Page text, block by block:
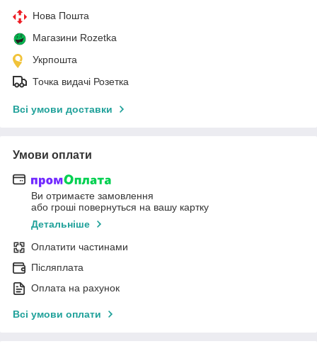
Нова Пошта
Магазини Rozetka
Укрпошта
Точка видачі Розетка
Всі умови доставки
Умови оплати
Ви отримаєте замовлення
або гроші повернуться на вашу картку
Детальніше
Оплатити частинами
Післяплата
Оплата на рахунок
Всі умови оплати